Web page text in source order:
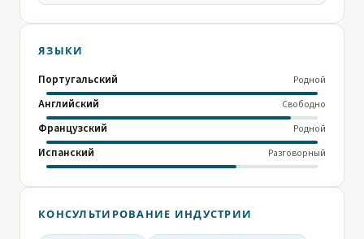
ЯЗЫКИ
Португальский Родной
Английский Свободно
Французский Родной
Испанский Разговорный
КОНСУЛЬТИРОВАНИЕ ИНДУСТРИИ